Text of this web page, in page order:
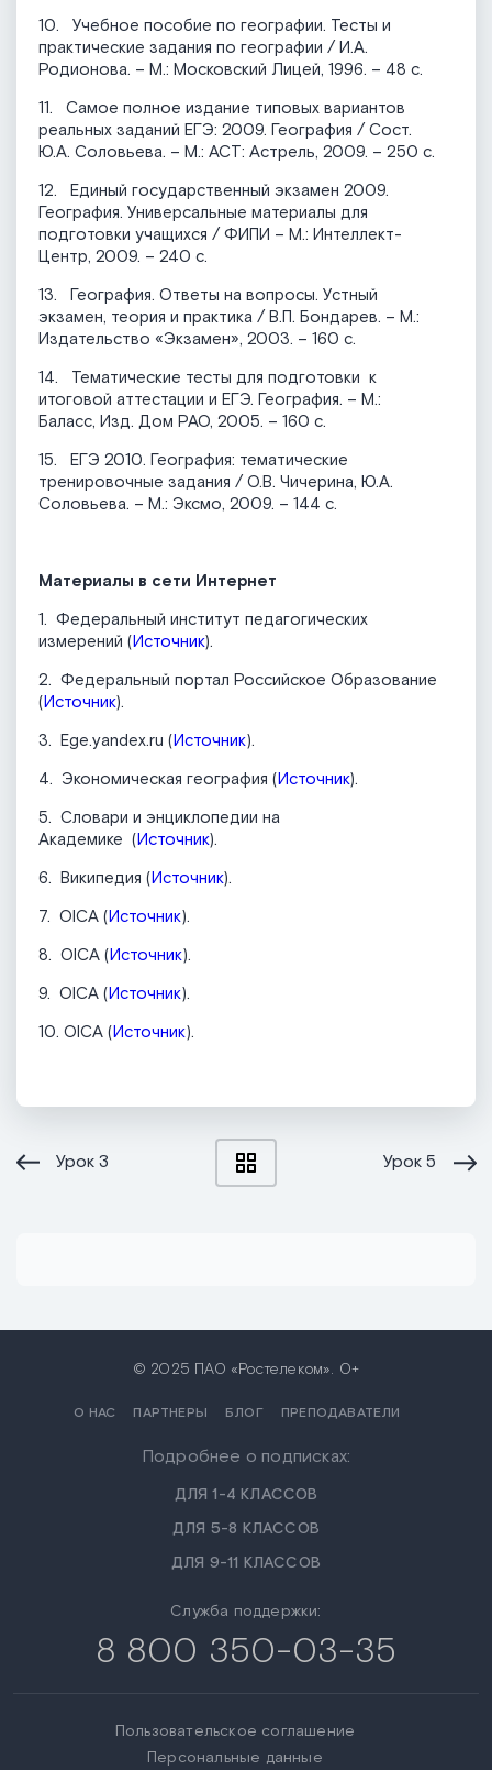
10. Учебное пособие по географии. Тесты и
практические задания по географии / И.А.
Родионова. – М.: Московский Лицей, 1996. – 48 с.
11. Самое полное издание типовых вариантов
реальных заданий ЕГЭ: 2009. География / Сост.
Ю.А. Соловьева. – М.: АСТ: Астрель, 2009. – 250 с.
12. Единый государственный экзамен 2009.
География. Универсальные материалы для
подготовки учащихся / ФИПИ – М.: Интеллект-
Центр, 2009. – 240 с.
13. География. Ответы на вопросы. Устный
экзамен, теория и практика / В.П. Бондарев. – М.:
Издательство «Экзамен», 2003. – 160 с.
14. Тематические тесты для подготовки к
итоговой аттестации и ЕГЭ. География. – М.:
Баласс, Изд. Дом РАО, 2005. – 160 с.
15. ЕГЭ 2010. География: тематические
тренировочные задания / О.В. Чичерина, Ю.А.
Соловьева. – М.: Эксмо, 2009. – 144 с.
Материалы в сети Интернет
1. Федеральный институт педагогических
измерений (Источник).
2. Федеральный портал Российское Образование
(Источник).
3. Ege.yandex.ru (Источник).
4. Экономическая география (Источник).
5. Словари и энциклопедии на
Академике (Источник).
6. Википедия (Источник).
7. OICA (Источник).
8. OICA (Источник).
9. OICA (Источник).
10. OICA (Источник).
Урок3 Урок5
© 2025 ПАО «Ростелеком». 0+
О НАС ПАРТНЕРЫ БЛОГ ПРЕПОДАВАТЕЛИ
Подробнее о подписках:
ДЛЯ 1-4 КЛАССОВ
ДЛЯ 5-8 КЛАССОВ
ДЛЯ 9-11 КЛАССОВ
Служба поддержки:
8 800 350-03-35
Пользовательское соглашение
Персональные данные